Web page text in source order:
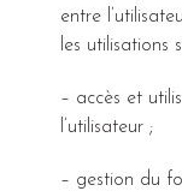
entre
les utilisations
– accès et
l’utilisateur ;
– gestion du